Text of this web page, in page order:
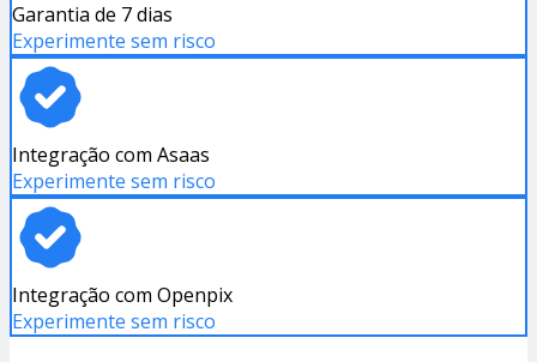
Garantia de 7 dias
Experimente sem risco
Integração com Asaas
Experimente sem risco
Integração com Openpix
Experimente sem risco